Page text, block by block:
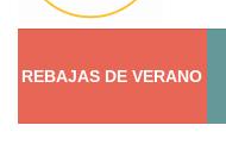
REBAJAS DEVERANO